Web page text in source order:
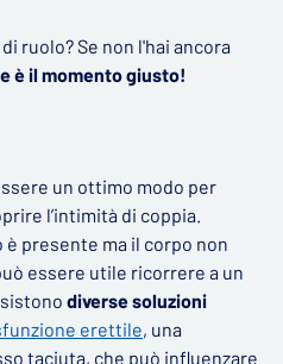
ruolo? Se non l'hai ancora
è il momento giusto!
un ottimo modo per
l’intimità di coppia.
presente ma il corpo non
essere utile ricorrere a un
diverse soluzioni
erettile, una
taciuta, che può influenzare